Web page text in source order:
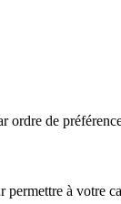
ordre de
à votre